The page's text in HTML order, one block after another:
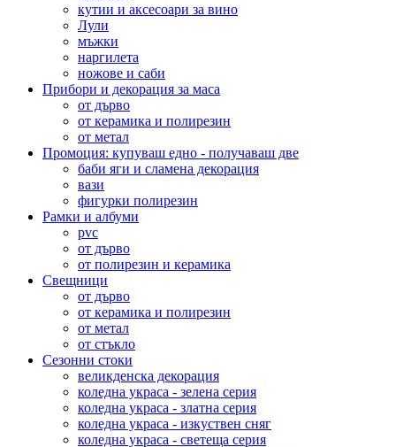
кутии и аксесоари за вино
Лули
мъжки
наргилета
ножове и саби
Прибори и декорация за маса
от дърво
от керамика и полирезин
от метал
Промоция: купуваш едно - получаваш две
баби яги и сламена декорация
вази
фигурки полирезин
Рамки и албуми
pvc
от дърво
от полирезин и керамика
Свещници
от дърво
от керамика и полирезин
от метал
от стъкло
Сезонни стоки
великденска декорация
коледна украса - зелена серия
коледна украса - златна серия
коледна украса - изкуствен сняг
коледна украса - светеща серия